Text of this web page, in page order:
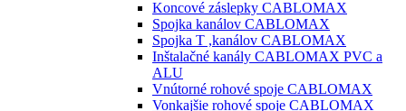
Koncové záslepky CABLOMAX
Spojka kanálov CABLOMAX
Spojka T ,kanálov CABLOMAX
Inštalačné kanály CABLOMAX PVC a
ALU
Vnútorné rohové spoje CABLOMAX
Vonkajšie rohové spoje CABLOMAX